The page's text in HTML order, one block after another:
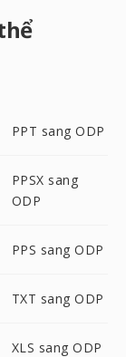
PPT sang ODP
PPSX sang
ODP
PPS sang ODP
TXT sang ODP
XLS sang ODP